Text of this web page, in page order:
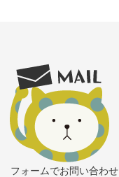
フォームでお問い合わせ